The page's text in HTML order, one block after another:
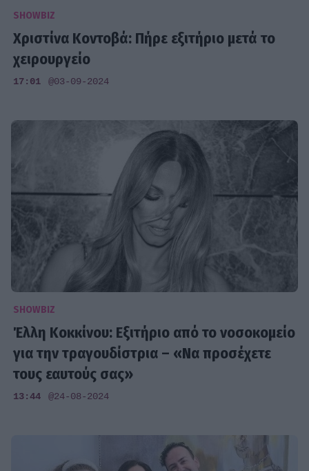
SHOWBIZ
Χριστίνα Κοντοβά: Πήρε εξιτήριο μετά το
χειρουργείο
17:01 @03-09-2024
SHOWBIZ
Έλλη Κοκκίνου: Εξιτήριο από το νοσοκομείο
για την τραγουδίστρια – «Να προσέχετε
τους εαυτούς σας»
13:44 @24-08-2024